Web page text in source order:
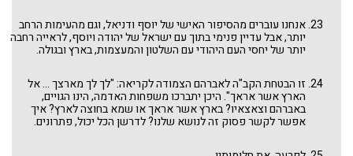
אנחנו עוברים מהסיפור האישי של יוסף ודניאל, וגם מהעימות הרחב
יותר, אבל עדיין פנימי בתוך עם ישראל של יהודה ויוסף, לראייה רחבה
יותר של יחסי העם היהודי עם השלטון והמעצמות, בארץ ובגולה.
זו הבטחת הקב"ה לאברהם הצמודה לקריאה: "לך לך מארצך ... אל
הארץ אשר אראך". היכן יתברכו משפחות האדמה, הינו הגויים,
באברהם וצאצאיו? בארץ אשר אראך או שמא בחוצה לארץ? איך
אפשר לקשר פסוק זה לנושא שלנו? לדרשן הכל יכול, פתרונים.